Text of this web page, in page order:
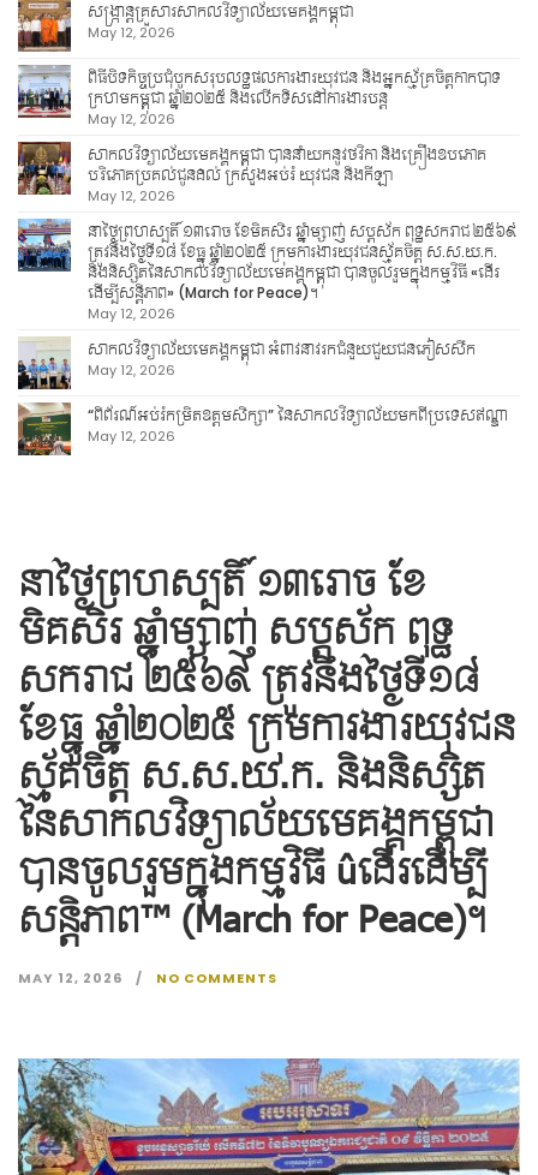
សង្ក្រាន្តគ្រួសារសាកលវិទ្យាល័យមេគង្គកម្ពុជា
May 12, 2026
ពិធីបិទកិច្ចប្រជុំបូកសរុបលទ្ធផលការងារយុវជន និងអ្នកស្ម័គ្រចិត្តកាកបាទ
ក្រហមកម្ពុជា ឆ្នាំ២០២៥ និងលើកទិសដៅការងារបន្ត
May 12, 2026
សាកលវិទ្យាល័យមេគង្គកម្ពុជា បាននាំយកនូវថវិកា និងគ្រឿងឧបភោគ
បរិភោគប្រគល់ជូនដល់ ក្រសួងអប់រំ យុវជន និងកីឡា
May 12, 2026
នាថ្ងៃព្រហស្បតិ៍ ១៣រោច ខែមិគសិរ ឆ្នាំម្សាញ់ សប្តស័ក ពុទ្ធសករាជ ២៥៦៩
ត្រូវនឹងថ្ងៃទី១៨ ខែធ្នូ ឆ្នាំ២០២៥ ក្រុមការងារយុវជនស្ម័គចិត្ត ស.ស.យ.ក.
និងនិស្សិតនៃសាកលវិទ្យាល័យមេគង្គកម្ពុជា បានចូលរួមក្នុងកម្មវិធី «ដើរ
ដើម្បីសន្តិភាព» (March for Peace)។
May 12, 2026
សាកលវិទ្យាល័យមេគង្គកម្ពុជា អំពាវនាវរកជំនួយជួយជនភៀសសឹក
May 12, 2026
“ពិព័រណ៍អប់រំកម្រិតឧត្តមសិក្សា” នៃសាកលវិទ្យាល័យមកពីប្រទេសឥណ្ឌា
May 12, 2026
នាថ្ងៃព្រហស្បតិ៍ ១៣រោច ខែ
មិគសិរ ឆ្នាំម្សាញ់ សប្តស័ក ពុទ្ធ
សករាជ ២៥៦៩ ត្រូវនឹងថ្ងៃទី១៨
ខែធ្នូ ឆ្នាំ២០២៥ ក្រុមការងារយុវជន
ស្ម័គចិត្ត ស.ស.យ.ក. និងនិស្សិត
នៃសាកលវិទ្យាល័យមេគង្គកម្ពុជា
បានចូលរួមក្នុងកម្មវិធី «ដើរដើម្បី
សន្តិភាព» (March for Peace)។
MAY 12, 2026 NO COMMENTS